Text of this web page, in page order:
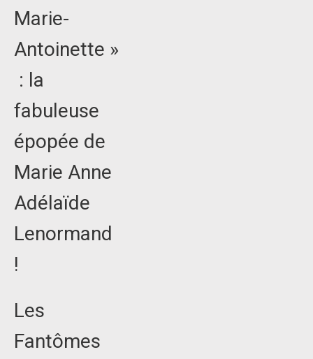
Marie-
Antoinette »
: la
fabuleuse
épopée de
Marie Anne
Adélaïde
Lenormand
!
Les
Fantômes